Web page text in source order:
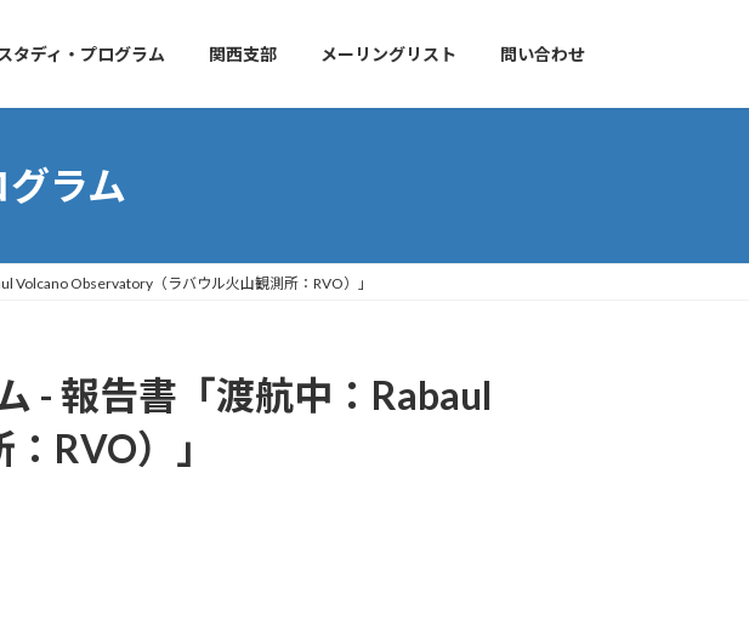
スタディ・プログラム 関西支部 メーリングリスト 問い合わせ
ラム
Volcano Observatory（ラバウル火山観測所：RVO）」
- 報告書「渡航中：Rabaul
RVO）」